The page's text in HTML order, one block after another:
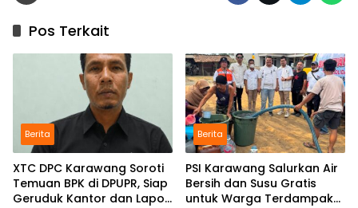
Pos Terkait
Berita
XTC DPC Karawang Soroti
Temuan BPK di DPUPR, Siap
Geruduk Kantor dan Lapor
Berita
PSI Karawang Salurkan Air
Bersih dan Susu Gratis
untuk Warga Terdampak